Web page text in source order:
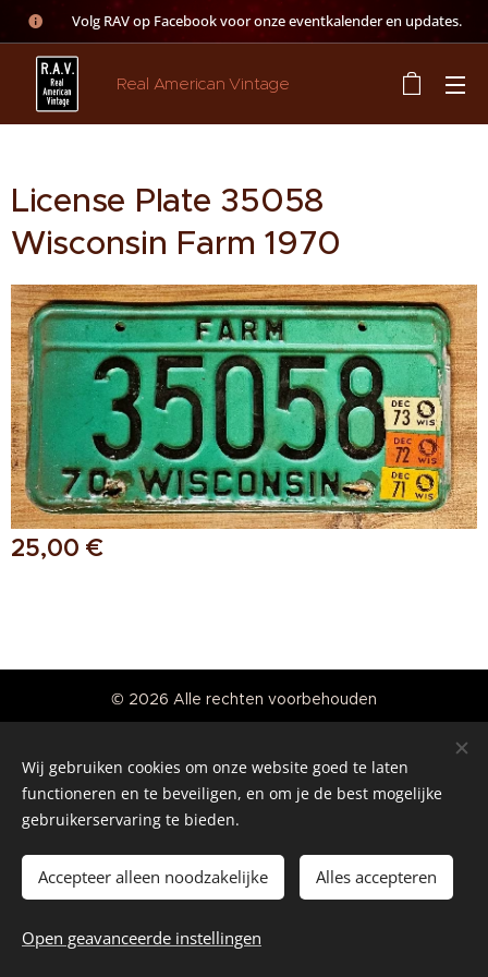
👉 Volg RAV op Facebook voor onze eventkalender en updates.
Real American Vintage
License Plate 35058
Wisconsin Farm 1970
25,00 €
Toevoegen aan de winkelwagen
© 2026 Alle rechten voorbehouden
Cookies
Talen
Nederlands
English
Wij gebruiken cookies om onze website goed te laten
functioneren en te beveiligen, en om je de best mogelijke
gebruikerservaring te bieden.
Accepteer alleen noodzakelijke Alles accepteren
Open geavanceerde instellingen